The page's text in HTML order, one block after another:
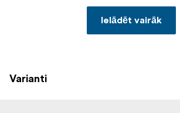
Ielādēt vairāk
Varianti